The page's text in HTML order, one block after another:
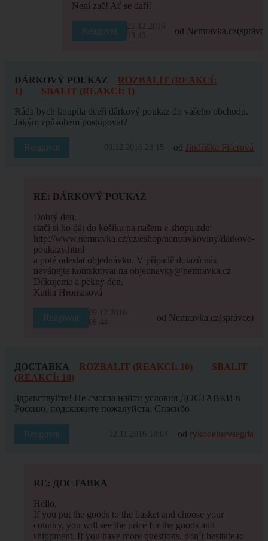
Není zač! Ať se daří!
Reagovat
21.12.2016
13:43
od Nemravka.cz
DÁRKOVÝ POUKAZ
ROZBALIT (REAKCÍ:
1)
SBALIT (REAKCÍ: 1)
Ráda bych koupila dceři dárkový poukaz do vašeho obchodu.
Jakým způsobem postupovat?
Reagovat 08.12.2016 23:15 od Jindřiška Fišerová
RE: DÁRKOVÝ POUKAZ
Dobrý den,
stačí si ho dát do košíku na našem e-shopu zde:
http://www.nemravka.cz/cz/eshop/nemravkoviny/darkove-
poukazy.html
a poté odeslat objednávku. V případě dotazů nás
neváhejte kontaktovat na objednavky@nemravka.cz
Děkujeme a pěkný den,
Katka Hromasová
Reagovat
09.12.2016
08:44
od Nemravka.cz(správce)
ДОСТАВКА ROZBALIT (REAKCÍ: 10)
SBALIT
(REAKCÍ: 10)
Здравствуйте! Не смогла найти условия ДОСТАВКИ в
Россию, подскажите пожалуйста. Спасибо.
Reagovat 12.11.2016 18:04 od rykodeluevsegda
RE: ДОСТАВКА
Hello,
If you put the goods to the basket and choose your
country, you will see the price for the goods and
shippment. If you have more questions, don´t hesitate to